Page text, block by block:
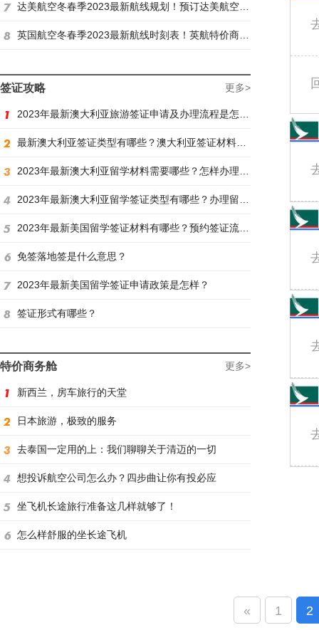
达美航空冬春季2023最新航线规划！预订达美航空商务舱找炫飞
英国航空冬春季2023最新航线时刻表！英航特价商务舱预订找炫飞
签证攻略 更多>
2023年最新澳大利亚旅游签证申请及办理流程是怎样？
最新澳大利亚签证类型有哪些？澳大利亚签证材料有哪些？
2023年最新澳大利亚留学材料需要哪些？怎样办理留学签证？
2023年最新澳大利亚留学签证类型有哪些？办理留学签证有什么要求？
2023年最新美国留学签证材料有哪些？预约签证流程是怎样？
免签落地签是什么意思？
2023年最新美国留学签证申请政策是怎样？
签证形式有哪些？
特价商务舱 更多>
新西兰，房车旅行的天堂
日本旅游，极致的服务
去泰国一定用的上：我们聊聊关于清迈的一切
想投诉航空公司怎么办？四步曲让你有投必应
坐飞机长途旅行准备这几样就够了！
怎么样舒服的坐长途飞机
« 1 2